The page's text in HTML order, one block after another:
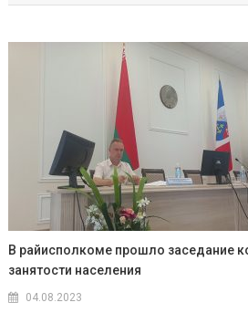
В райисполкоме прошло заседание
занятости населения
04.08.2023